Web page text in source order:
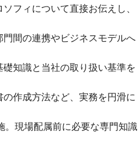
フィについて直接お伝えし、
間の連携やビジネスモデルへ
知識と当社の取り扱い基準を
作成方法など、実務を円滑に
。現場配属前に必要な専門知識